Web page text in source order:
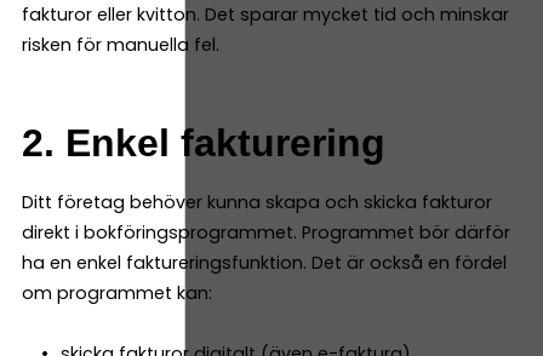
fakturor eller kvitton. Det sparar mycket tid och minskar
risken för manuella fel.
2. Enkel fakturering
Ditt företag behöver kunna skapa och skicka fakturor
direkt i bokföringsprogrammet. Programmet bör därför
ha en enkel faktureringsfunktion. Det är också en fördel
om programmet kan: